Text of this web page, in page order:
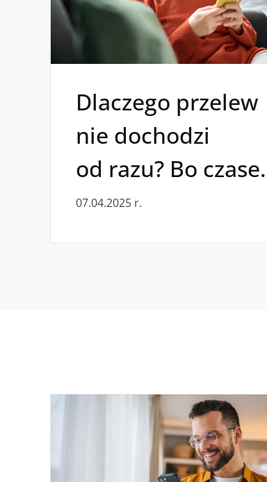
Dlaczego przelew
nie dochodzi
od razu? Bo
musi poczekać
07.04.2025 r.